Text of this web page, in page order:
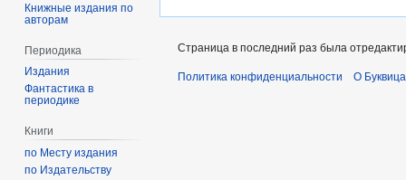
Книжные издания по
авторам
Периодика
Издания
Фантастика в
периодике
Книги
по Месту издания
по Издательству
Страница в последний раз была
Политика конфиденциальности О Буквица